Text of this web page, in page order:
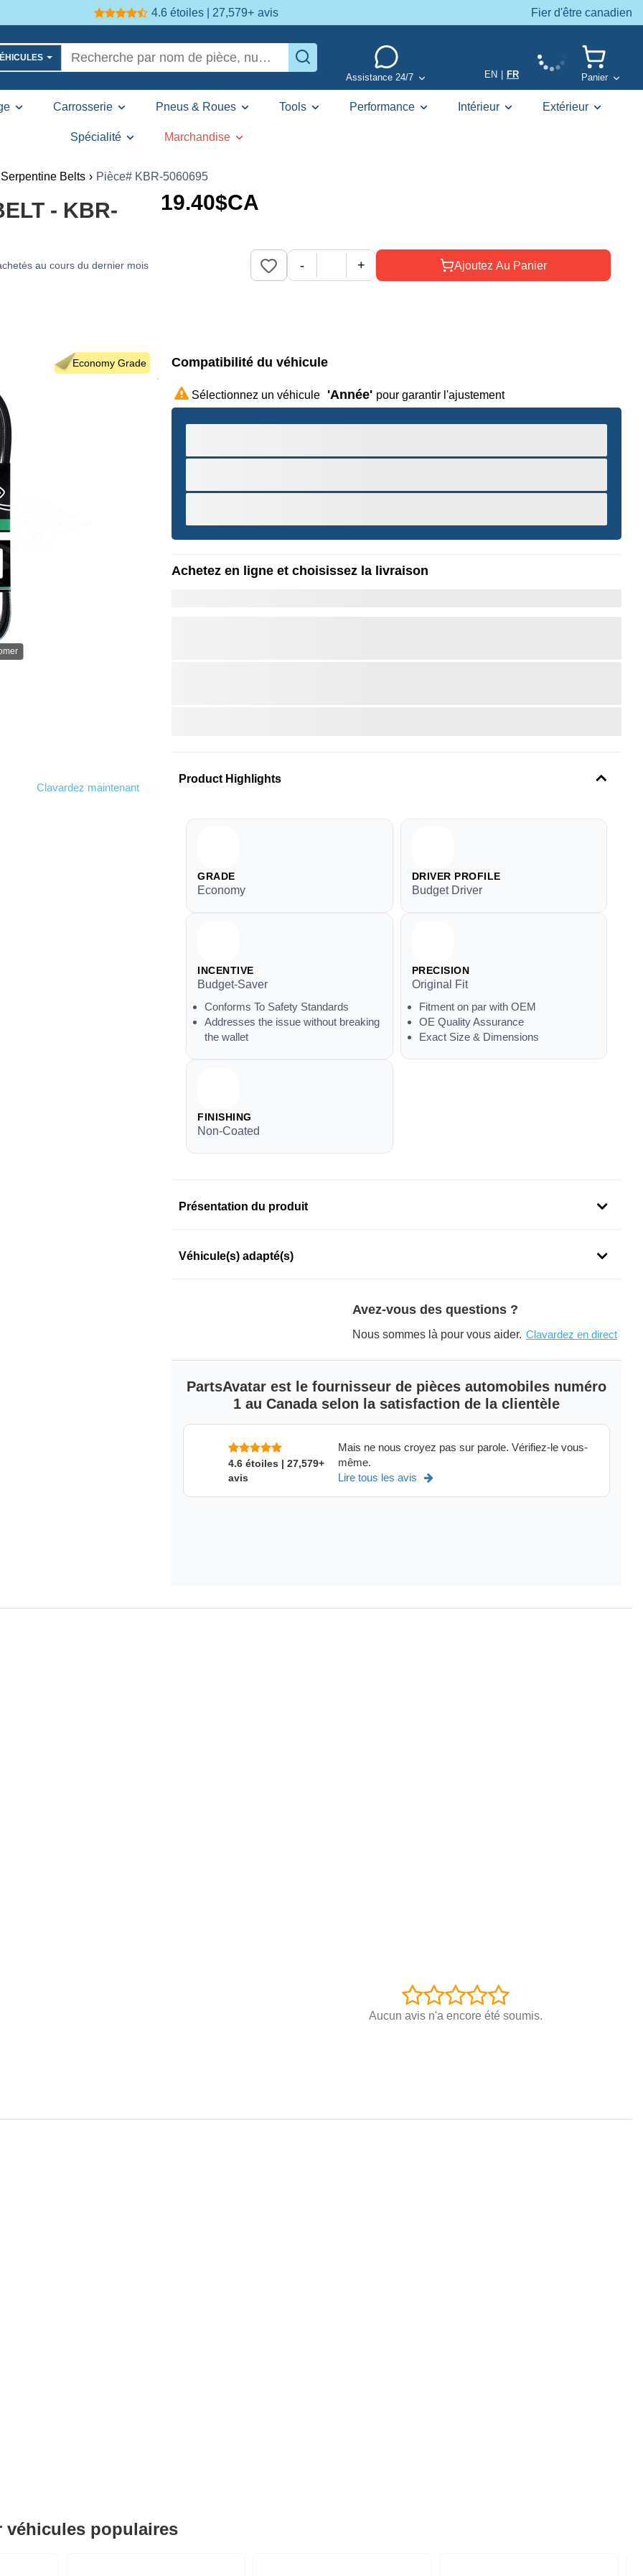
4.6 étoiles | 27,579+ avis Fier d'être canadien
Assistance 24/7 EN FR Panier
Carrosserie Pneus & Roues Tools Performance Intérieur Extérieur
Spécialité Marchandise
Serpentine Belts › Pièce# KBR-5060695
- KBR-
au cours du dernier mois
19.40$CA
Ajoutez Au Panier
- +
Economy Grade
Clavardez maintenant
Compatibilité du véhicule
Sélectionnez un véhicule 'Année' pour garantir l'ajustement
Achetez en ligne et choisissez la livraison
Product Highlights
GRADE
Economy
DRIVER PROFILE
Budget Driver
INCENTIVE
Budget-Saver
Conforms To Safety Standards
Addresses the issue without breaking
the wallet
PRECISION
Original Fit
Fitment on par with OEM
OE Quality Assurance
Exact Size & Dimensions
FINISHING
Non-Coated
Présentation du produit
Ce produit convient à quelques modèles de Dodge Grand Caravan,
SKU: nbkx4552xn
Véhicule(s) adapté(s)
Avez-vous des questions ?
Nous sommes là pour vous aider. Clavardez en direct
PartsAvatar est le fournisseur de pièces automobiles numéro
1 au Canada selon la satisfaction de la clientèle
4.6 étoiles | 27,579+
avis
Mais ne nous croyez pas sur parole. Vérifiez-le vous-
même.
Lire tous les avis
Aucun avis n'a encore été soumis.
populaires